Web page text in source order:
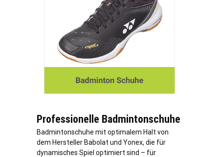
Professionelle Badmintonschuhe
Badmintonschuhe mit optimalem Halt von
dem Hersteller Babolat und Yonex, die für
dynamisches Spiel optimiert sind – für